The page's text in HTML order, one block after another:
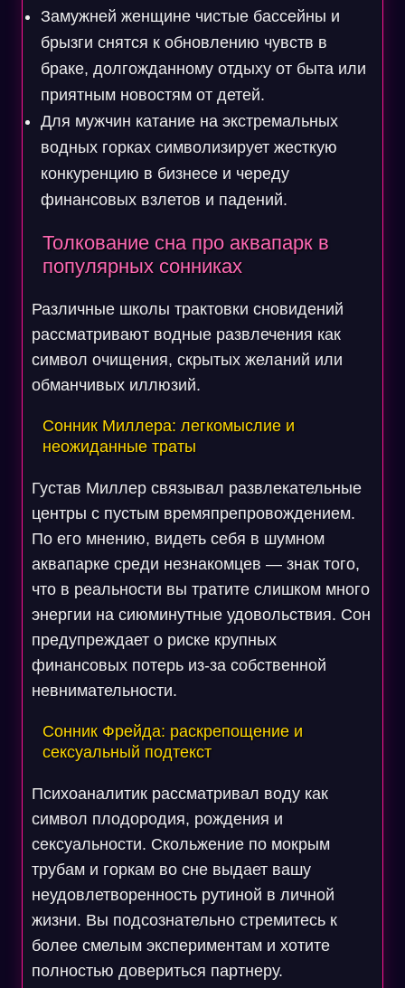
Замужней женщине чистые бассейны и
брызги снятся к обновлению чувств в
браке, долгожданному отдыху от быта или
приятным новостям от детей.
Для мужчин катание на экстремальных
водных горках символизирует жесткую
конкуренцию в бизнесе и череду
финансовых взлетов и падений.
Толкование сна про аквапарк в
популярных сонниках
Различные школы трактовки сновидений
рассматривают водные развлечения как
символ очищения, скрытых желаний или
обманчивых иллюзий.
Сонник Миллера: легкомыслие и
неожиданные траты
Густав Миллер связывал развлекательные
центры с пустым времяпрепровождением.
По его мнению, видеть себя в шумном
аквапарке среди незнакомцев — знак того,
что в реальности вы тратите слишком много
энергии на сиюминутные удовольствия. Сон
предупреждает о риске крупных
финансовых потерь из-за собственной
невнимательности.
Сонник Фрейда: раскрепощение и
сексуальный подтекст
Психоаналитик рассматривал воду как
символ плодородия, рождения и
сексуальности. Скольжение по мокрым
трубам и горкам во сне выдает вашу
неудовлетворенность рутиной в личной
жизни. Вы подсознательно стремитесь к
более смелым экспериментам и хотите
полностью довериться партнеру.